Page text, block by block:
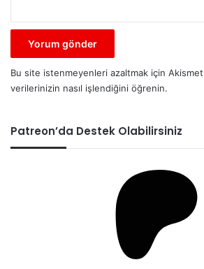
Bu site istenmeyenleri azaltmak için Akismet
verilerinizin nasıl işlendiğini öğrenin.
Patreon’da Destek Olabilirsiniz